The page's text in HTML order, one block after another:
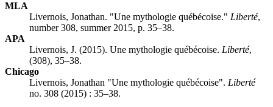
MLA
Livernois, Jonathan. "Une mythologie québécoise." Liberté,
number 308, summer 2015, p. 35–38.
APA
Livernois, J. (2015). Une mythologie québécoise. Liberté,
(308), 35–38.
Chicago
Livernois, Jonathan "Une mythologie québécoise". Liberté
no. 308 (2015) : 35–38.